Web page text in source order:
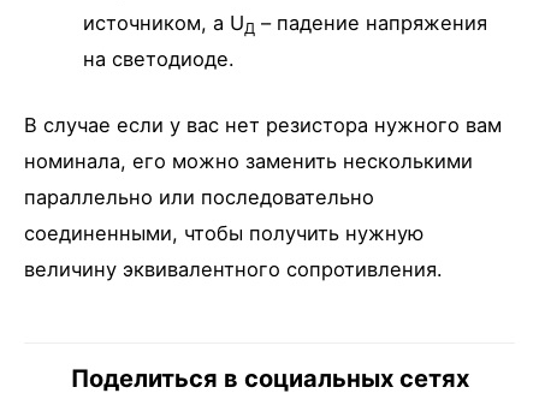
источником, а UД – падение напряжения
на светодиоде.
В случае если у вас нет резистора нужного вам
номинала, его можно заменить несколькими
параллельно или последовательно
соединенными, чтобы получить нужную
величину эквивалентного сопротивления.
Поделиться в социальных сетях